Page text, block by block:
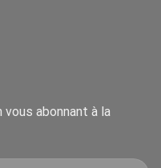
abonnant à la